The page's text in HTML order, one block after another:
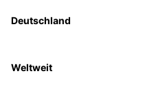
Deutschland
Weltweit